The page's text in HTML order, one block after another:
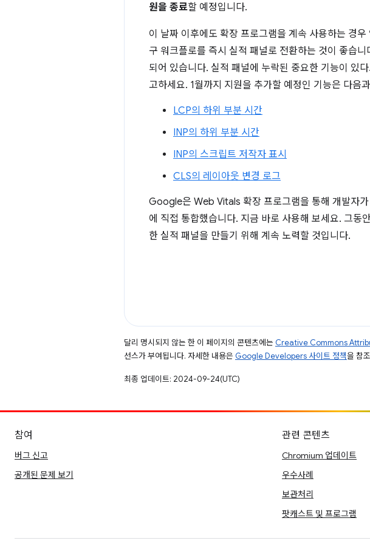
원을 종료할 예정입니다.
이 날짜 이후에도 확장 프로그램을 계속 사용하는 경
구 워크플로를 즉시 실적 패널로 전환하는 것이 좋습
되어 있습니다. 실적 패널에 누락된 중요한 기능이 있
고하세요. 1월까지 지원을 추가할 예정인 기능은 다음
LCP의 하위 부분 시간
INP의 하위 부분 시간
INP의 스크립트 저작자 표시
CLS의 레이아웃 변경 로그
Google은 Web Vitals 확장 프로그램을 통해 개발자
에 직접 통합했습니다. 지금 바로 사용해 보세요. 그
한 실적 패널을 만들기 위해 계속 노력할 것입니다.
달리 명시되지 않는 한 이 페이지의 콘텐츠에는 Creative Commons
선스가 부여됩니다. 자세한 내용은 Google Developers 사이트 정책을 참
최종 업데이트: 2024-09-24(UTC)
참여
버그 신고
공개된 문제 보기
관련 콘텐츠
Chromium 업데이트
우수사례
보관처리
팟캐스트 및 프로그램